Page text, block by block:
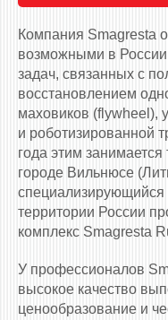
Компания Smagresta
возможными в
задач, связанных с
восстановлением
маховиков (flywheel),
и роботизированной
года этим
городе Вильнюсе
специализирующийся
территории России
комплекс Smagresta
У профессионалов
высокое качество
ценообразование и